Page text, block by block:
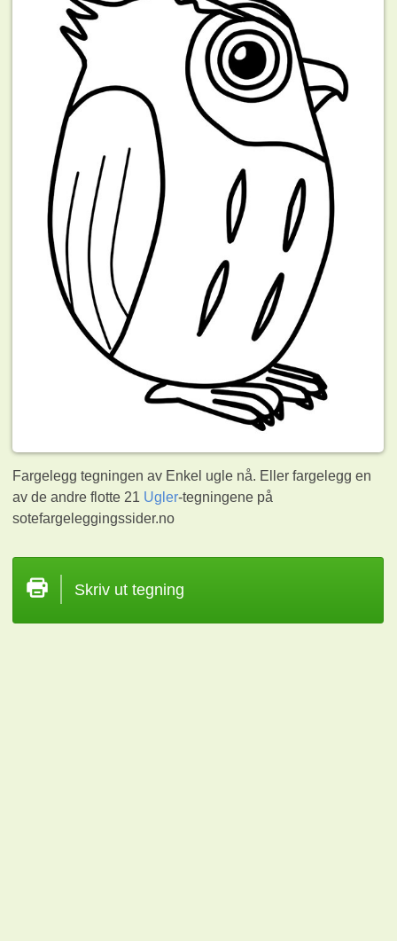
Fargelegg tegningen av Enkel ugle nå. Eller fargelegg en
av de andre flotte 21 Ugler-tegningene på
sotefargeleggingssider.no
Skriv ut tegning